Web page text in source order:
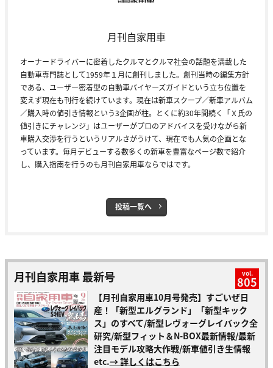
月刊自家用車
オーナードライバーに密着したクルマとクルマ社会の話題を満載した
自動車専門誌として1959年１月に創刊しました。創刊当時の編集方針
である、ユーザー密着型の自動車バイヤーズガイドという立ち位置を
変えず現在も刊行を続けています。現在は新車スクープ／新車アルバム
／購入時の値引き情報という3企画が柱。とくに約30年間続く「Ｘ氏の
値引きにチャレンジ」はユーザーがプロのアドバイスを受けながら新
車購入交渉を行うというリアルさがうけて、現在でも人気の企画とな
っています。毎月デビューする数多くの新車を豊富なページ数で紹介
し、購入指南を行うのも月刊自家用車ならではです。
投稿一覧へ
月刊自家用車 最新号 vol.
805
【月刊自家用車10月号発売】すごいぜ日
産！「新型エルグランド」「新型キック
ス」のすべて/新型レヴォーグレイバック全
研究/新型フィット＆N-BOX最新情報/最新
注目モデル攻略大作戦/新車値引き生情報
etc.→ 詳しくはこちら